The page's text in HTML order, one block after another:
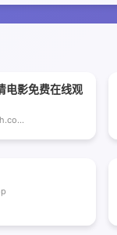
电影免费在线观
https://www.sanmingsh.com